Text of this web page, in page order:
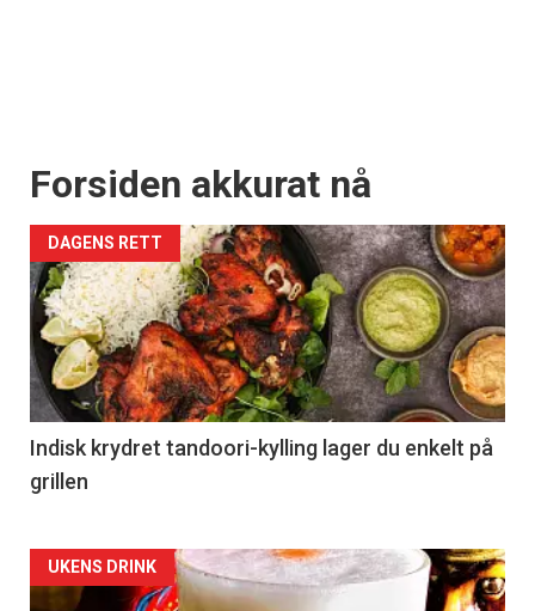
Forsiden akkurat nå
DAGENS RETT
Indisk krydret tandoori-kylling lager du enkelt på
grillen
Forsiden
UKENS DRINK